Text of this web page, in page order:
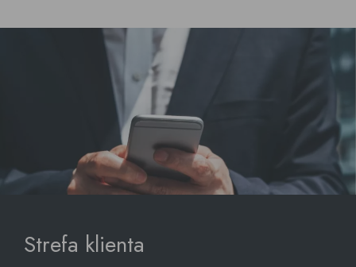
Strefa klienta